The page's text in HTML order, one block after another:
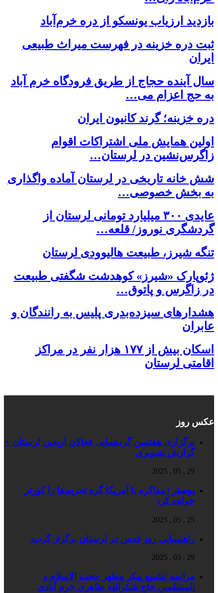
بازدید ارزیاب یونسکو از دره خرم‌آباد
ثبت دره خزینه در فهرست میراث طبیعی
ایران
سال آینده حجاج از طریق فرودگاه خرم آباد
به حج اعزام می…
دره خزینه؛ گرند کانیون ایران
اولین همایش ملی اشتراکات اقوام
زاگرس‌نشین در لرستان…
شش خانه تاریخی در لرستان آماده واگذاری
به بخش خصوصی…
عایدی ۳۰۰ میلیارد تومانی لرستان از
گردشگری نوروز/ قلعه…
تنگه شیرز، طبیعت هالیوودی لرستان
ژئوپارک «شیرز» کوهدشت شگفتی طبیعت
در زاگرس و پاتوق…
هشدارهای سیزده‌بدری پلیس به رانندگان و
عابران
اسکان بیش از ۱۷۷ هزار نفر در مراکز
اقامتی لرستان
عکس روز
برگزاری هفتمین گردهمایی فعالان اربعین لرستان +
گزارش تصویری
29 , 05 , 2025
پوستر | مذاکره با آمریکا گره تحریم‌ها را کورتر
خواهد کرد
25 , 05 , 2025
راهپیمایی روز قدس در لرستان برگزار گردید
29 , 03 , 2025
مراسم تشییع پیکر مطهر حجت الاسلام و
المسلمین حاج شکرالله طاهری خرم آبادی